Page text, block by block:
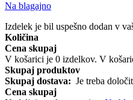
Na blagajno
Izdelek je bil uspešno dodan v
Količina
Cena skupaj
V košarici je 0 izdelkov. V
Skupaj produktov
Skupaj dostava: Je treba
Cena skupaj